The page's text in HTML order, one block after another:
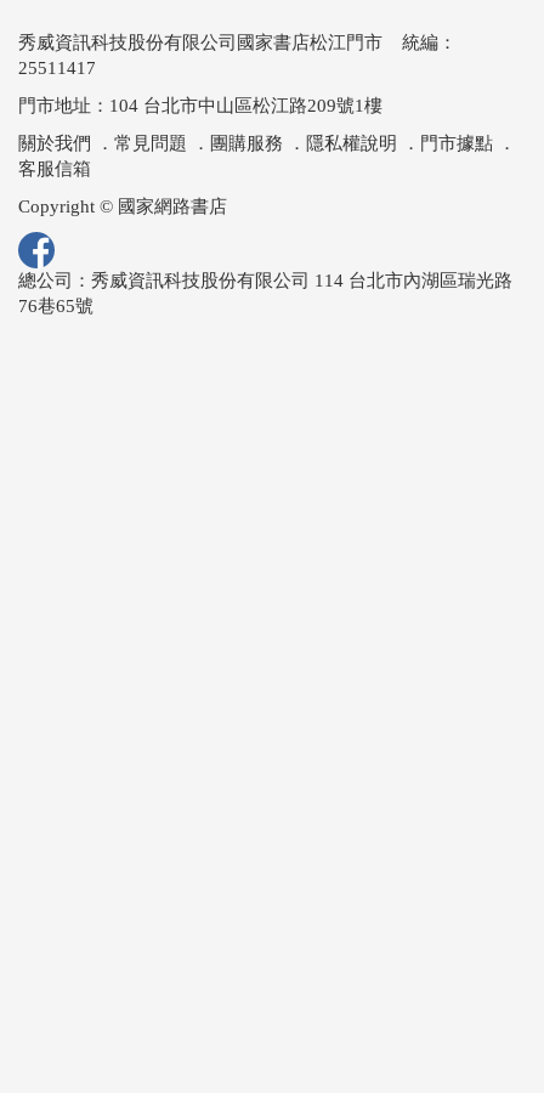
秀威資訊科技股份有限公司國家書店松江門市 統編：
25511417
門市地址：104 台北市中山區松江路209號1樓
關於我們 ． 常見問題 ． 團購服務 ． 隱私權說明 ． 門市據點 ．
客服信箱
Copyright © 國家網路書店
總公司：秀威資訊科技股份有限公司 114 台北市內湖區瑞光路
76巷65號